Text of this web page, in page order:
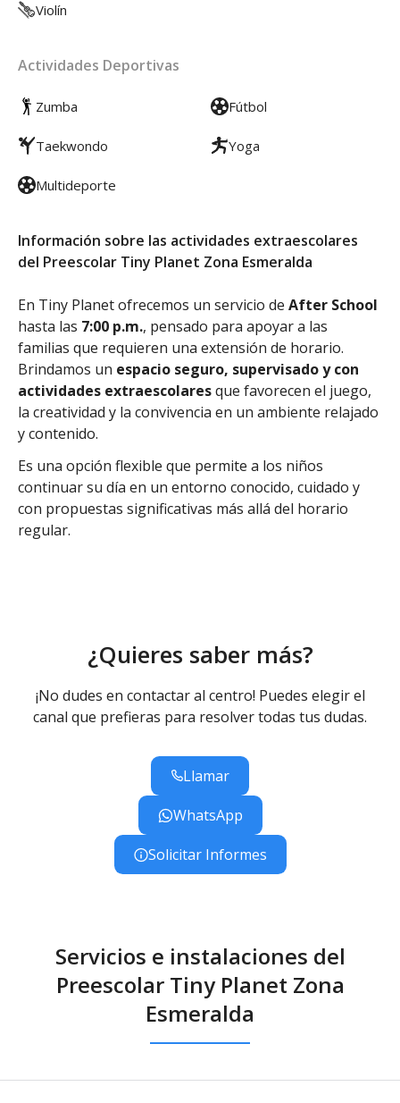
Violín
Actividades Deportivas
Zumba Fútbol
Taekwondo Yoga
Multideporte
Información sobre las actividades extraescolares
del Preescolar Tiny Planet Zona Esmeralda
En Tiny Planet ofrecemos un servicio de After School
hasta las 7:00 p.m., pensado para apoyar a las
familias que requieren una extensión de horario.
Brindamos un espacio seguro, supervisado y con
actividades extraescolaresque favorecen el juego,
la creatividad y la convivencia en un ambiente relajado
y contenido.
Es una opción flexible que permite a los niños
continuar su día en un entorno conocido, cuidado y
con propuestas significativas más allá del horario
regular.
¿Quieres saber más?
¡No dudes en contactar al centro! Puedes elegir el
canal que prefieras para resolver todas tus dudas.
Llamar
WhatsApp
Solicitar Informes
Servicios e instalaciones del
Preescolar Tiny Planet Zona
Esmeralda